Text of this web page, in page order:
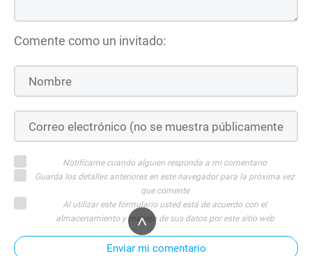
Comente como un invitado:
Notifícame cuando alguien responda a mi comentario
Guarda los detalles anteriores en este navegador para la próxima vez
que comente
Al utilizar este formulario usted está de acuerdo con el
almacenamiento y manejo de sus datos por este sitio web
Enviar mi comentario
^